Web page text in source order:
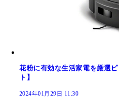
花粉に有効な生活家電を厳選
ト】
2024年01月29日 11:30